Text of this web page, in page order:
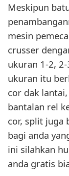
Meskipun
mesin
crusser
ukuran 1-2,
ukuran itu
cor dak
bantalan rel
cor, split juga
bagi anda
ini silahkan
anda gratis